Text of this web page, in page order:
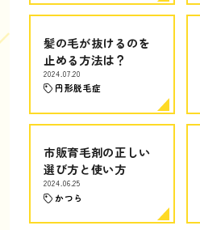
髪の毛が抜けるのを
止める方法は？
2024.07.20
円形脱毛症
市販育毛剤の正しい
選び方と使い方
2024.06.25
かつら